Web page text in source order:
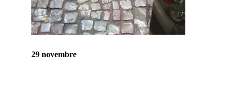
29 novembre